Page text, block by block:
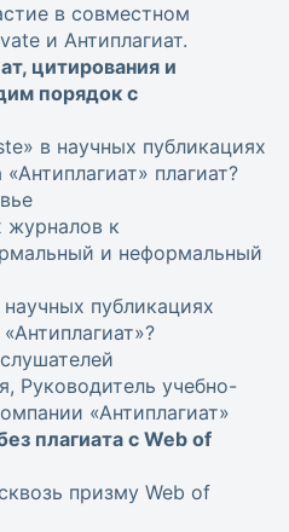
в совместном
и Антиплагиат.
цитирования и
порядок с
в научных публикациях
плагиат?
журналов к
и неформальный
публикациях
Руководитель учебно-
«Антиплагиат»
плагиата с Web of
призму Web of